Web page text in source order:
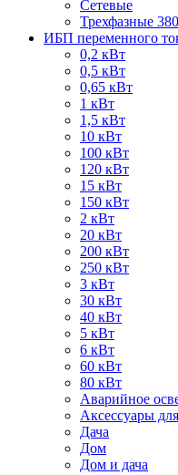
Сетевые
Трехфазные
ИБП переменного
0,2 кВт
0,5 кВт
0,65 кВт
1 кВт
1,5 кВт
10 кВт
100 кВт
120 кВт
15 кВт
150 кВт
2 кВт
20 кВт
200 кВт
250 кВт
3 кВт
30 кВт
40 кВт
5 кВт
6 кВт
60 кВт
80 кВт
Аварийное
Аксессуары
Дача
Дом
Дом и дача